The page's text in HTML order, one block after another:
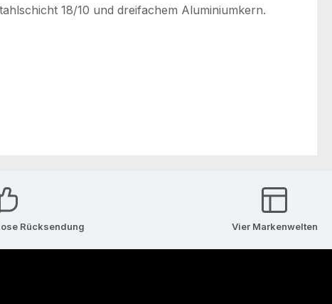
18/10 und dreifachem Aluminiumkern.
Rücksendung Vier Markenwelten